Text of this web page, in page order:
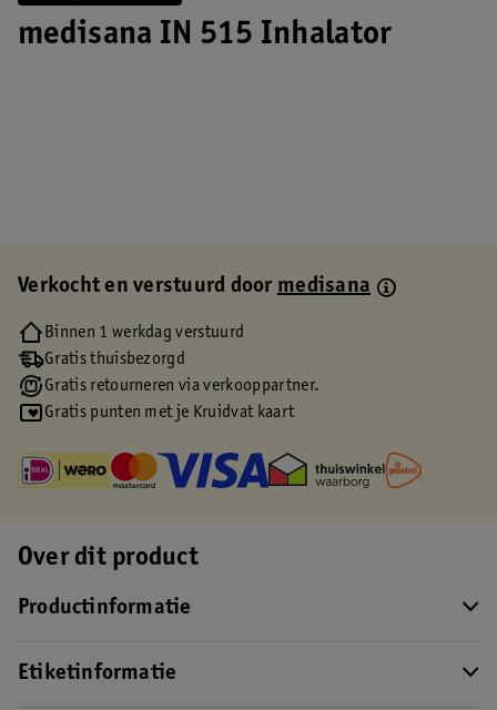
medisana IN 515 Inhalator
Verkocht en verstuurd doormedisana
Binnen 1 werkdag verstuurd
Gratis thuisbezorgd
Gratis retourneren via verkooppartner.
Gratis punten met je Kruidvat kaart
Over dit product
Productinformatie
Etiketinformatie